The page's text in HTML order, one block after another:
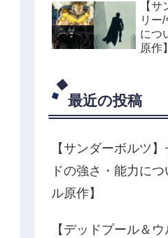
【
リー
につ
原作】
最近の投稿
【サンダーボルツ
ドの強さ・能力に
ル原作】
【デッドプール＆